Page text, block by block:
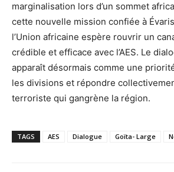
marginalisation lors d’un sommet
cette nouvelle mission confiée à
l’Union africaine espère rouvrir un
crédible et efficace avec l’AES. Le
apparaît désormais comme une
les divisions et répondre
terroriste qui gangrène la région.
TAGS AES Dialogue Goïta- Large